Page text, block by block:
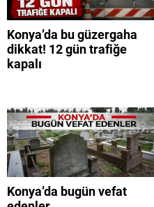
Konya’da bu güzergaha
dikkat! 12 gün trafiğe
kapalı
Konya’da bugün vefat